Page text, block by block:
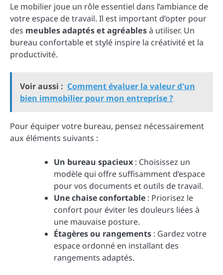
Le mobilier joue un rôle essentiel dans l’ambiance de
votre espace de travail. Il est important d’opter pour
des meubles adaptés et agréablesà utiliser. Un
bureau confortable et stylé inspire la créativité et la
productivité.
Voir aussi : Comment évaluer la valeur d'un
bien immobilier pour mon entreprise ?
Pour équiper votre bureau, pensez nécessairement
aux éléments suivants :
Un bureau spacieux : Choisissez un
modèle qui offre suffisamment d’espace
pour vos documents et outils de travail.
Une chaise confortable : Priorisez le
confort pour éviter les douleurs liées à
une mauvaise posture.
Étagères ou rangements : Gardez votre
espace ordonné en installant des
rangements adaptés.